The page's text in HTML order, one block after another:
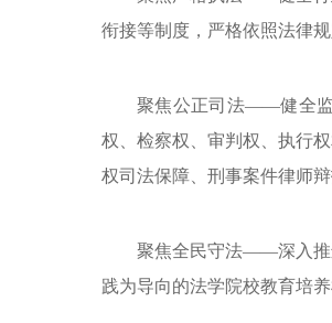
衔接等制度，严格依照法律规
聚焦公正司法——健全监
权、检察权、审判权、执行
权司法保障、刑事案件律师辩
聚焦全民守法——深入推
践为导向的法学院校教育培